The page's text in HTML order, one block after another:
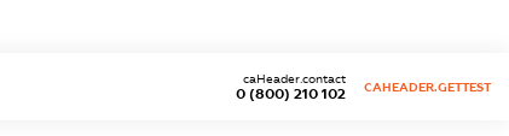
0 (800) 210 102
caHeader.contact
CAHEADER.GETTEST